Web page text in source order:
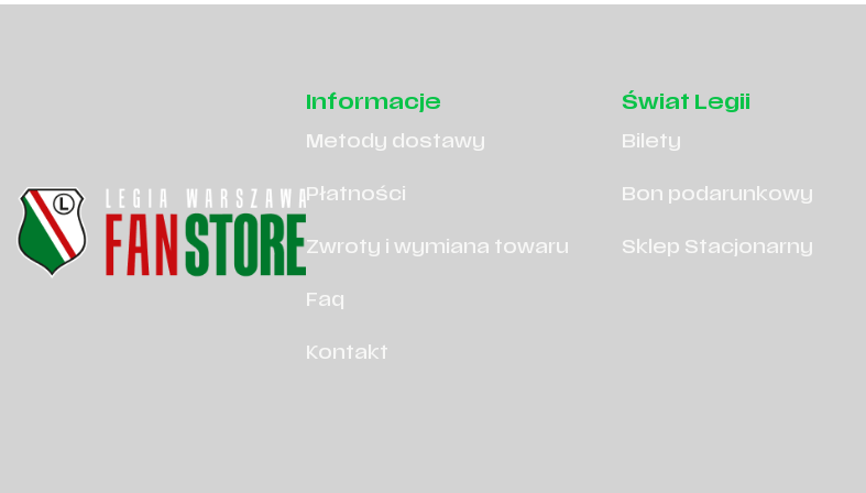
Informacje
Metody dostawy
Płatności
Zwroty i wymiana towaru
Faq
Kontakt
Świat Legii
Bilety
Bon podarunkowy
Sklep Stacjonarny